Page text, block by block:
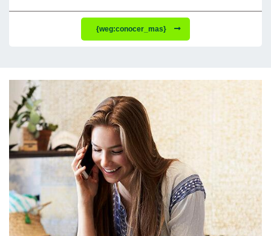
{weg:conocer_mas}